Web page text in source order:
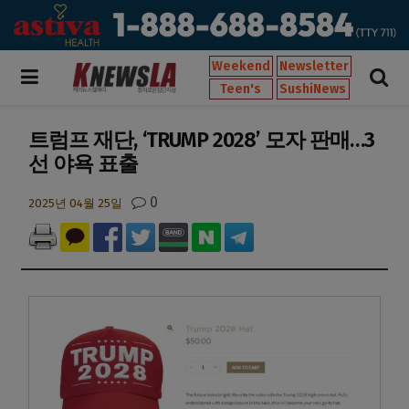
Weekend
Newsletter
Teen's
SushiNews
트럼프 재단, ‘TRUMP 2028’ 모자 판매…3
선 야욕 표출
2025년 04월 25일 0